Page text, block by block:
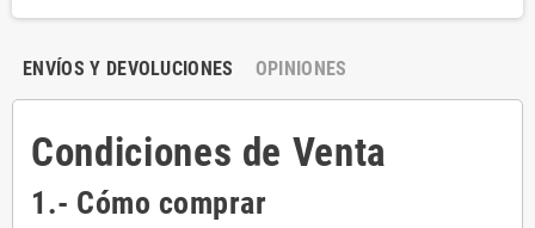
ENVÍOS Y DEVOLUCIONES OPINIONES
Condiciones de Venta
1.- Cómo comprar